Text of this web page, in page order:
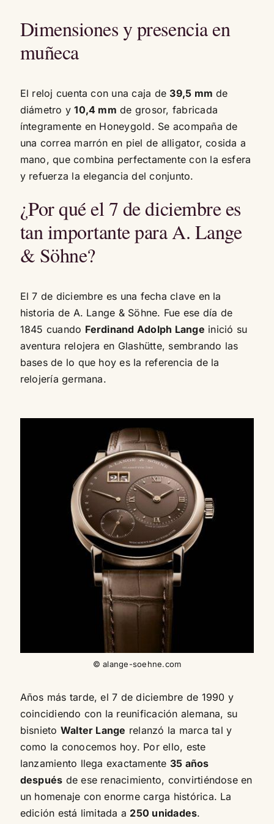
Dimensiones y presencia en
muñeca
El reloj cuenta con una caja de39,5 mm de
diámetro y10,4 mm de grosor, fabricada
íntegramente en Honeygold. Se acompaña de
una correa marrón en piel de alligator, cosida a
mano, que combina perfectamente con la esfera
y refuerza la elegancia del conjunto.
¿Por qué el 7 de diciembre es
tan importante para A. Lange
& Söhne?
El 7 de diciembre es una fecha clave en la
historia de A. Lange & Söhne. Fue ese día de
1845 cuando Ferdinand Adolph Lange inició su
aventura relojera en Glashütte, sembrando las
bases de lo que hoy es la referencia de la
relojería germana.
© alange-soehne.com
Años más tarde, el 7 de diciembre de 1990 y
coincidiendo con la reunificación alemana, su
bisnieto Walter Lange relanzó la marca tal y
como la conocemos hoy. Por ello, este
lanzamiento llega exactamente 35 años
después de ese renacimiento, convirtiéndose en
un homenaje con enorme carga histórica. La
edición está limitada a 250 unidades.